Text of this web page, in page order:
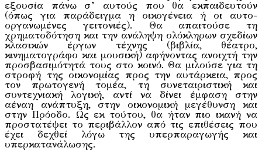
εξουσία πάνω σ’ αυτούς που θα εκπαιδευτούν
(όπως για παράδειγμα η οικογένεια ή οι αυτο-
οργανωμένες γειτονιές). Θα απαιτούσε τη
χρηματοδότηση και την ανάληψη ολόκληρων σχεδίων
κλασικών έργων τέχνης (βιβλία, θέατρο,
κινηματογράφο και μουσική) αφήνοντας ανοιχτή την
προσβασιμότητά τους στο κοινό. Θα μιλούσε για τη
στροφή της οικονομίας προς την αυτάρκεια, προς
τον πρωτογενή τομέα, τη συνεταιριστική και
συντεχνιακή λογική, αντί να δίνει έμφαση στην
αέναη ανάπτυξη, στην οικονομική μεγέθυνση και
στην Πρόοδο. Ως εκ τούτου, θα ήταν πιο ικανή να
προστατέψει το περιβάλλον από τις επιθέσεις που
έχει δεχθεί λόγω της υπερπαραγωγής και
υπερκατανάλωσης.